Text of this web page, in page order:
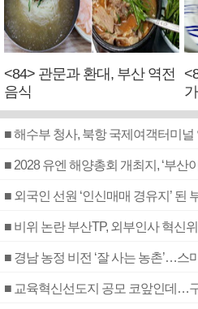
<84> 관문과 환대, 부산 역전
음식
■ 해수부 청사, 북항 국제여객터미널
■ 2028 유엔 해양총회 개최지, ‘부산
■ 외국인 선원 ‘인신매매 경유지’ 된
■ 비위 논란 부산TP, 외부인사 혁신위
■ 경남 농정 비전 ‘잘 사는 농촌’…스
■ 교육혁신선도지 공모 코앞인데…구